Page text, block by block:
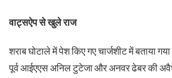
वाट्सऐप से खुले राज
शराब घोटाले में पेश किए गए चार्जशीट में बताया
पूर्व आईएएस अनिल टुटेजा और अनवर ढेबर की